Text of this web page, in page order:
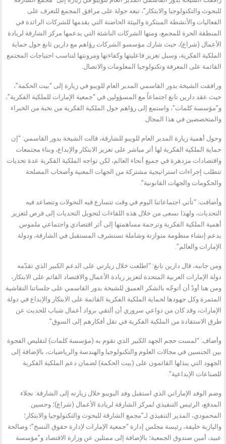
للبحوث والتكنولوجيا والابتكار”، تبعه جولة على مرافق المجمع للتعرف على
الفعاليات والأنشطة المبتكرة والبيئة الحاضنة التي يقدمها للشركات الرائدة في
المنطقة الحرة للمجمع، ومنها الشركات الناشئة التي يدعمها مركز الشارقة لريادة
الأعمال (شراع)، حيث شارك مؤسسو الشركات رؤاهم مع دارين تانغ حول حماية
الملكية الفكرية، وسبل تعزيز فاعليتها وكفاءتها ومرونتها لتناسب احتياجات المجتمع
القائمة على المعرفة وتكنولوجيا المعلومات والاتصال.
ورافقت الشيخة بدور القاسمي المدير العام للويبو في زيارة إلى “بيت الحكمة”،
حيث عقد دارين تانغ اجتماعاً مع المسؤولين في “جمعية الإمارات للملكية الفكرية”،
و”مؤسسة كلمات”، واستمع إلى رؤاهم حول الملكية الفكرية من نخبة من الخبراء
والمتخصصين في هذا المجال.
وحول أهمية زيارة المدير العام للويبو للشارقة، قالت الشيخة بدور القاسمي: “إن
حماية الملكية الفكرية لها أثر مباشر على تعزيز الابتكار والإبداع، وبناء مجتمعات
واقتصادات مزدهرة في جميع أنحاء العالم، لكن تواجه الملكية الفكرية عدة تحديات
تتطلب إجراءات استراتيجية مشتركة من الجهات المعنية وأصحاب المصلحة
والحكومات والجهات القانونية”.
وأضافت: “تأتي اجتماعاتنا اليوم في وقت تتسارع فيه التحولات وتتصاعد فيه
التحديات، ولهذا نسعى من خلال هذه اللقاءات لتحويل التحديات إلى فرص لتعزيز
أهمية الملكية الفكرية وترجمة مساهمتها إلى أثر اقتصادي واجتماعي ملموس
يدعم إنشاء منظومة متوازنة وشاملة تستشرف المستقبل في الشارقة، ودولة
الإمارات والعالم”.
ومن جانبه، قال دارين تانغ: “اطلعت خلال زيارتي على الدعم الكبير الذي تقدّمه
دولة الإمارات العربية المتحدة لتعزيز ريادة الأعمال والاقتصاد القائم على الابتكار،
ومن هنا أودّ أن أتوجّه بالشكر العميق للشيخة بدور القاسمي على جلساتنا النقاشية
المثمرة وكل جهودها لحماية الملكية الفكرية القائمة على الابتكار والإبداع في دولة
الإمارات، وقد كان من دواعي سروري أن ألتقي برواد أعمال شباب للحديث عن
طرق الاستفادة من الملكية الفكرية في نقل أفكارهم إلى السوق”.
وأضاف: “لمست حجم الجهد الكبير الذي تقوم به (مؤسسة كلمات) لتقليص الفجوة
بين الجنسين في مجالات العلوم والتكنولوجيا والهندسة والرياضيات، بالإضافة إلى
الجهود التي يبذلها القائمون على (بيت الحكمة) لضمان دعم الملكية الفكرية
للصناعات الإبداعية”.
وضم الوفد الإماراتي الذي استقبل وفد اليويبو خلال زيارته إلى الشارقة: نجلاء
المدفع، الرئيس التنفيذي لمركز الشارقة لريادة الأعمال (شراع)؛ وحسين
المحمودي، المدير التنفيذي لـ”مجمع الشارقة للبحوث والتكنولوجيا والابتكار؛
واليازية خليفة، رئيسة مجلس إدارة “جمعية الإمارات لإدارة حقوق النسخ”؛ وصالحة
عبيد، أمين صندوق الجمعية؛ بالإضافة إلى ممثلين عن وزارة الاقتصاد و”مؤسسة